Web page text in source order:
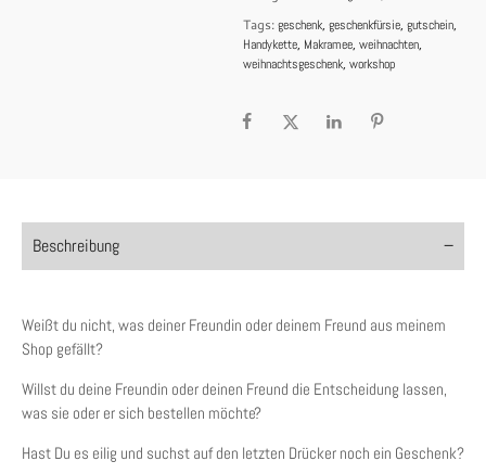
Tags:geschenk, geschenkfürsie, gutschein,
Handykette, Makramee, weihnachten,
weihnachtsgeschenk, workshop
Beschreibung
Weißt du nicht, was deiner Freundin oder deinem Freund aus meinem
Shop gefällt?
Willst du deine Freundin oder deinen Freund die Entscheidung lassen,
was sie oder er sich bestellen möchte?
Hast Du es eilig und suchst auf den letzten Drücker noch ein Geschenk?